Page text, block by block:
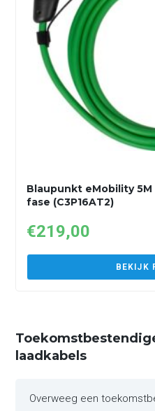
Blaupunkt eMobility 5M
fase (C3P16AT2)
€219,00
BEKIJK
laadkabels
Overweeg een